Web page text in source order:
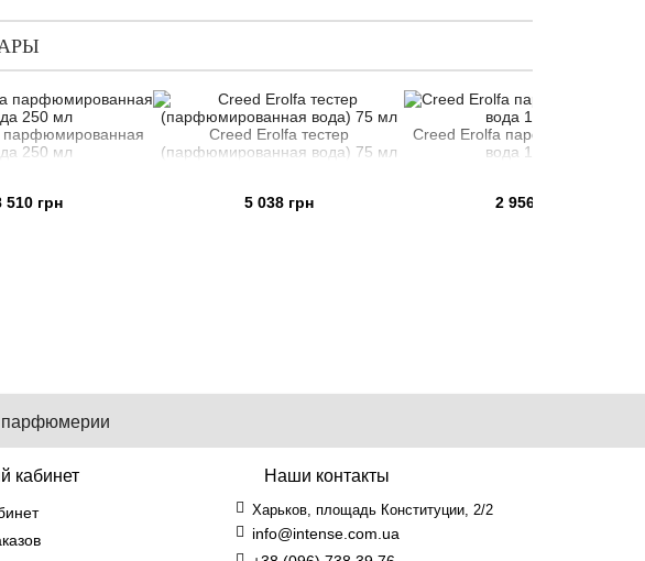
Creed Erolfa тестер
(парфюмированная вода) 75 мл
Creed Erolfa парфюмированная
вода 120 мл
кабинет Наши контакты
Харьков, площадь Конституции, 2/2
info@intense.com.ua